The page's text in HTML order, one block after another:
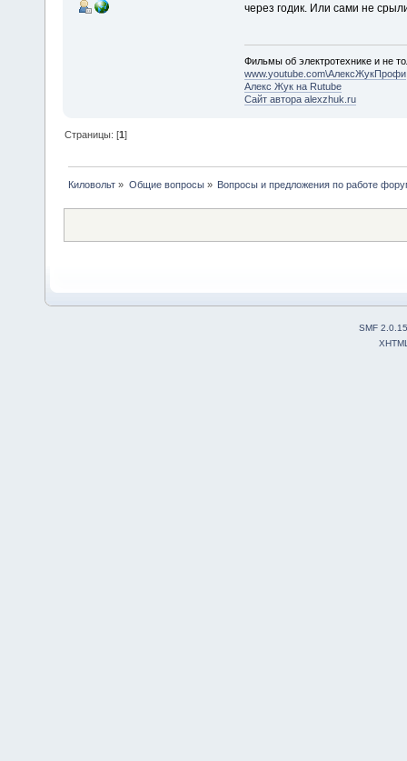
через годик. Или сами не
Фильмы об электротехнике и не
www.youtube.com\АлексЖукПрофи
Алекс Жук на Rutube
Сайт автора alexzhuk.ru
Страницы: [1]
Киловольт » Общие вопросы» Вопросы и предложения по работе
SMF 2.0.15